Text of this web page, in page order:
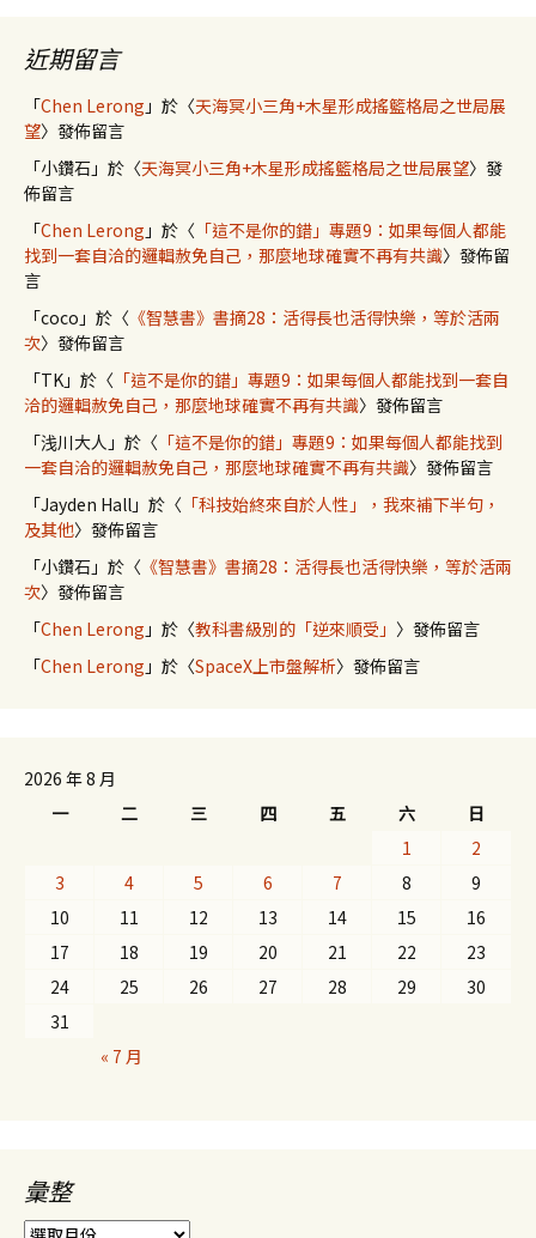
近期留言
「Chen Lerong 」於〈天海冥小三角+木星形成搖籃格局之世局展
望〉發佈留言
「小鑽石 」於〈天海冥小三角+木星形成搖籃格局之世局展望〉發
佈留言
「Chen Lerong 」於〈 「這不是你的錯」專題9：如果每個人都能
找到一套自洽的邏輯赦免自己，那麼地球確實不再有共識〉發佈留
言
「coco 」於〈 《智慧書》書摘28：活得長也活得快樂，等於活兩
次〉發佈留言
「TK 」於〈 「這不是你的錯」專題9：如果每個人都能找到一套自
洽的邏輯赦免自己，那麼地球確實不再有共識〉發佈留言
「浅川大人 」於〈 「這不是你的錯」專題9：如果每個人都能找到
一套自洽的邏輯赦免自己，那麼地球確實不再有共識〉發佈留言
「Jayden Hall 」於〈 「科技始終來自於人性」，我來補下半句，
及其他〉發佈留言
「小鑽石 」於〈 《智慧書》書摘28：活得長也活得快樂，等於活兩
次〉發佈留言
「Chen Lerong 」於〈教科書級別的「逆來順受」 〉發佈留言
「Chen Lerong 」於〈SpaceX上市盤解析〉發佈留言
2026 年 8 月
一
二 三 四 五 六
日
1
2
3
4 5 6 7 8
9
10
11 12 13 14 15
16
17
18 19 20 21 22
23
24
25 26 27 28 29
30
31
« 7 月
彙整
彙